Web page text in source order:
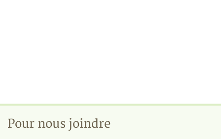
Pour nous joindre